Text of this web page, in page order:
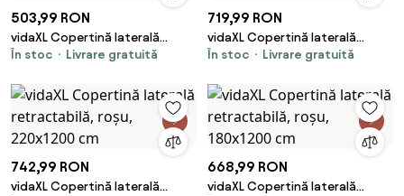
503,99 RON
vidaXL Copertină laterală
retractabilă, teracotă, 100 x
În stoc Livrare gratuită
719,99 RON
vidaXL Copertină laterală
retractabilă, roșu, 200x1200
În stoc Livrare gratuită
742,99 RON
vidaXL Copertină laterală
668,99 RON
vidaXL Copertină laterală